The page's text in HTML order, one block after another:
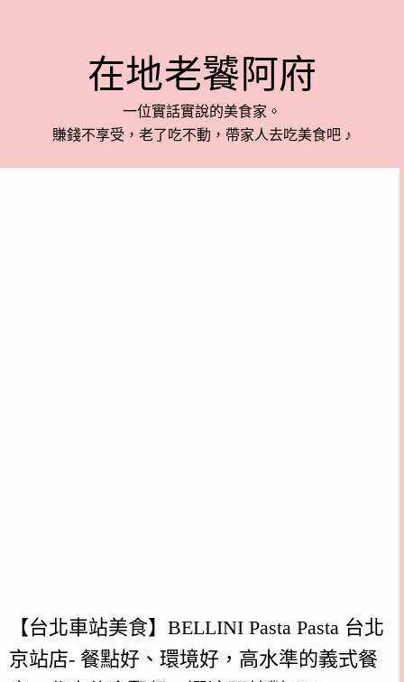
在地老饕阿府
一位實話實說的美食家。
賺錢不享受，老了吃不動，帶家人去吃美食吧 ♪
【台北車站美食】BELLINI Pasta Pasta 台北
京站店- 餐點好、環境好，高水準的義式餐